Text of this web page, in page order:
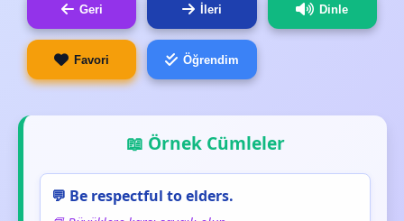
Geri İleri Dinle
Favori Öğrendim
📖 Örnek Cümleler
💬 Be respectful to elders.